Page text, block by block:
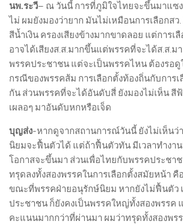
นพ.ระวี– ณ วันนี้ การที่ภูมิใจไทยจะขึ้นมาแซ
ไม่ ผมยังมองว่ายาก มันไม่เหมือนการเลือกสว.
สีน้ำเงิน ครองเสียงข้างมากขาดลอย แต่การเ
อาจได้เสียงส.ส.มากขึ้นแต่พรรคที่จะได้ส.ส.ม
พรรคประชาชน แต่จะเป็นพรรคไหน ต้องรอดู
กรณีของพรรคส้ม การเลือกตั้งท้องถิ่นกับการเ
กัน ส่วนพรรคที่จะได้อันดับสี่ ยังมองไม่เห็น สี
เผลอๆ มาอันดับหกหรือเจ็ด
บุญส่ง-หากดูจากสถานการณ์วันนี้ ยังไม่เห็นว่
นิยมจะฟื้นตัวได้ แต่ถ้าฟื้นตัวทัน มีเวลาทำงาน
โอกาสจะขึ้นมา ส่วนเพื่อไทยกับพรรคประชา
ทรุดลงทั้งสองพรรคในการเลือกตั้งสมัยหน้า คื
ขณะที่พรรคฝ่ายอนุรักษ์นิยม หากยังไม่ฟื้นตัว
ประชาชน ก็ยังคงเป็นพรรคใหญ่ทั้งสองพรรค
คะแนนมากกว่าที่ผ่านมา ผมว่าทรุดทั้งสองพร